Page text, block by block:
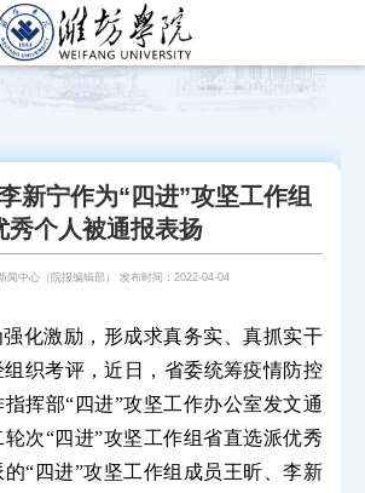
教辅部门 新闻中心（院报编辑部） 潍院要闻
新宁作为“四进”攻坚工作组
秀个人被通报表扬
闻中心（院报编辑部） 发布时间：2022-04-04
强化激励，形成求真务实、真抓实干
织考评，近日，省委统筹疫情防控
挥部“四进”攻坚工作办公室发文通
次“四进”攻坚工作组省直选派优秀
“四进”攻坚工作组成员王昕、李新